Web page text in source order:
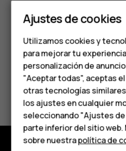
Smartphones
Teléfonos de
media
Teléfonos
personas
HMD Terra M
Comprar
notificación predeterminado.
¿Te ha parecido útil?
Sí No
Ajustes de cookies
Utilizamos cookies y
para mejorar tu
personalización de
"Aceptar todas", aceptas
otras tecnologías
los ajustes en cualquier
seleccionando "Ajustes
parte inferior del sitio web.
sobre nuestrapolítica de